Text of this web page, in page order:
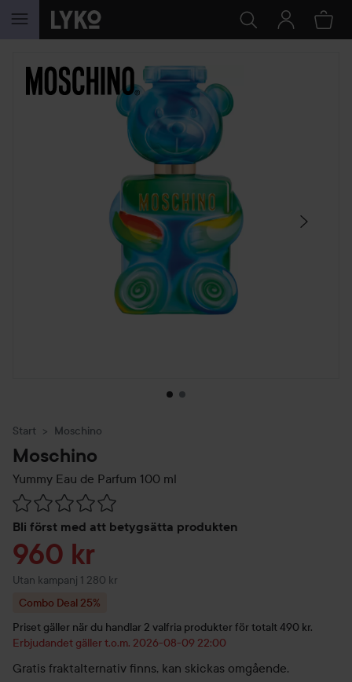
HOPPA TILL INNEHÅLLET
HOPPA ÖVER SEKTIONEN
Start Moschino
Moschino
Yummy Eau de Parfum 100 ml
Bli först med att betygsätta produkten
Hoppa till Betyg & kommentarer
Reapris
960 kr
Utan kampanj 1 280 kr
Combo Deal 25%
Priset gäller när du handlar 2 valfria produkter för totalt 490 kr.
Erbjudandet gäller t.o.m. 2026-08-09 22:00
Gratis fraktalternativ finns, kan skickas omgående.